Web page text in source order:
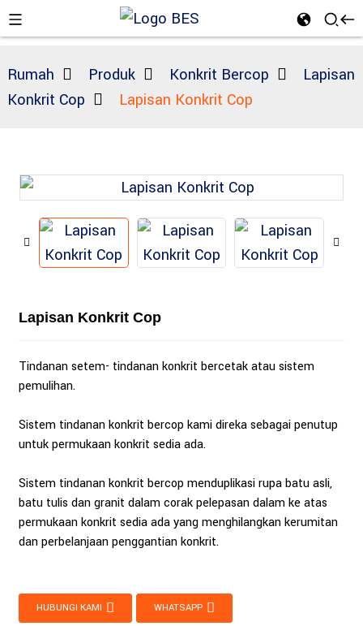
Rumah Produk Konkrit Bercop
Lapisan
Konkrit Cop
Lapisan Konkrit Cop
Lapisan Konkrit Cop
Tindanan setem- tindanan konkrit bercetak atau sistem
pemulihan.
Sistem tindanan konkrit bercop kami direka sebagai penutup
untuk permukaan konkrit sedia ada.
Sistem tindanan konkrit bercop menduplikasi rupa batu asli,
batu tulis dan granit dalam corak pelepasan dalam ke atas
permukaan konkrit sedia ada yang menghilangkan kerumitan
dan perbelanjaan penggantian konkrit.
HUBUNGI KAMI WHATSAPP